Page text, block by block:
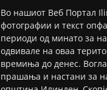
Во нашиот Веб Портал
фотографии и текст
периоди од минато за
одвивале на оваа
времиња до денес.
прашања и настани за